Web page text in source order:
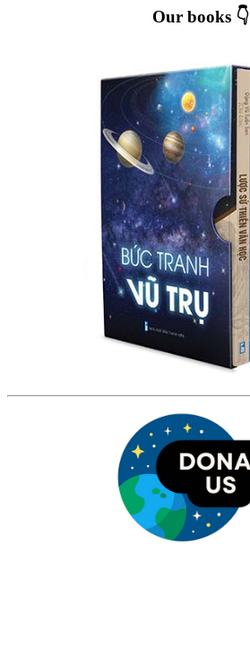
Our books 👇